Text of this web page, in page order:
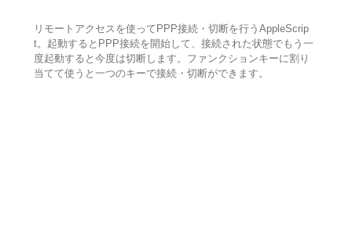
リモートアクセスを使ってPPP接続・切断を行うAppleScrip
t。起動するとPPP接続を開始して、接続された状態でもう一
度起動すると今度は切断します。ファンクションキーに割り
当てて使うと一つのキーで接続・切断ができます。